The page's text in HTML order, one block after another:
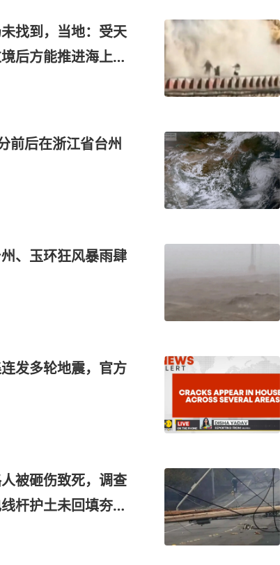
找到，当地：受天
后方能推进海上搜
前后在浙江省台州
、玉环狂风暴雨肆
发多轮地震，官方
被砸伤致死，调查
杆护土未回填夯实